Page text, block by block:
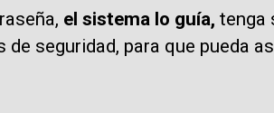
el sistema lo guía, tenga
de seguridad, para que pueda